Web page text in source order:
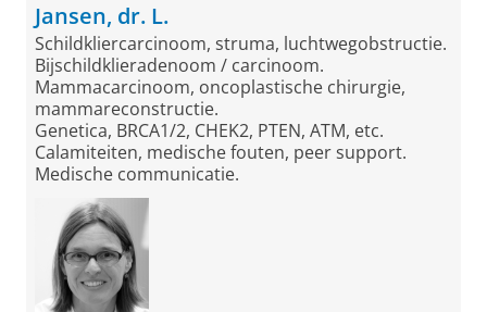
Jansen, dr. L.
Schildkliercarcinoom, struma, luchtwegobstructie.
Bijschildklieradenoom / carcinoom.
Mammacarcinoom, oncoplastische chirurgie,
mammareconstructie.
Genetica, BRCA1/2, CHEK2, PTEN, ATM, etc.
Calamiteiten, medische fouten, peer support.
Medische communicatie.